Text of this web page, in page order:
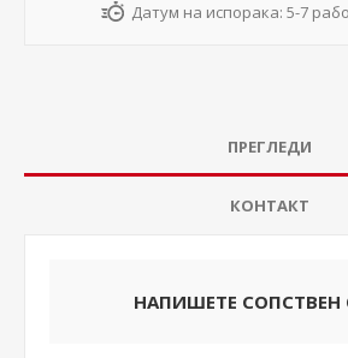
Датум на испорака: 5-7
ПРЕГЛЕДИ
КОНТАКТ
НАПИШЕТЕ СОПСТВЕН